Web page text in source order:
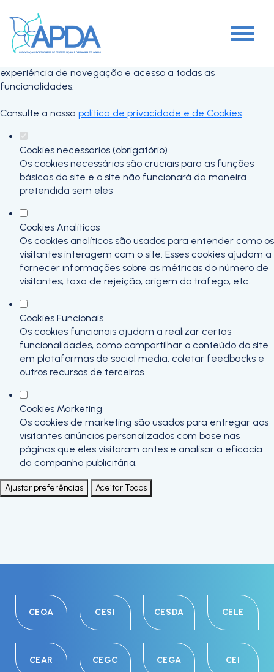
para este website.
Este website utiliza cookies estritamente necessários,
experiência de navegação e acesso a todas as
funcionalidades.
Consulte a nossa política de privacidade e de Cookies.
Cookies necessários (obrigatório)
Os cookies necessários são cruciais para as funções
básicas do site e o site não funcionará da maneira
pretendida sem eles
Cookies Analíticos
Os cookies analíticos são usados para entender como os
visitantes interagem com o site. Esses cookies ajudam a
fornecer informações sobre as métricas do número de
visitantes, taxa de rejeição, origem do tráfego, etc.
Cookies Funcionais
Os cookies funcionais ajudam a realizar certas
funcionalidades, como compartilhar o conteúdo do site
em plataformas de social media, coletar feedbacks e
outros recursos de terceiros.
Cookies Marketing
Os cookies de marketing são usados para entregar aos
visitantes anúncios personalizados com base nas
páginas que eles visitaram antes e analisar a eficácia
da campanha publicitária.
Ajustar preferências Aceitar Todos
CEQA CESI CESDA CELE
CEAR CEGC CEGA CEI